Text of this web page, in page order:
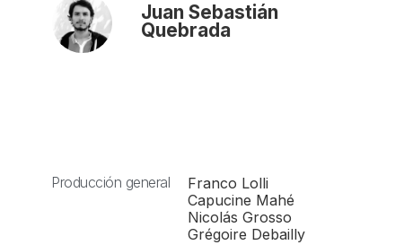
Juan Sebastián
Quebrada
Producción general
Franco Lolli
Capucine Mahé
Nicolás Grosso
Grégoire Debailly